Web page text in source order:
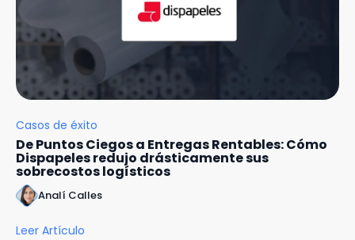
Casos de éxito
De Puntos Ciegos a Entregas Rentables: Cómo
Dispapeles redujo drásticamente sus
sobrecostos logísticos
Analí Calles
Leer Artículo